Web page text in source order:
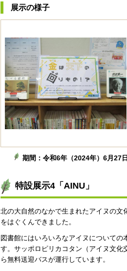
展示の様子
期間：令和6年（2024年）6月27
特設展示4「AINU」
北の大自然のなかで生まれたアイヌの
をはぐくんできました。
図書館にはいろいろなアイヌについて
す。サッポロピリカコタン（アイヌ文
ら無料送迎バスが運行しています。